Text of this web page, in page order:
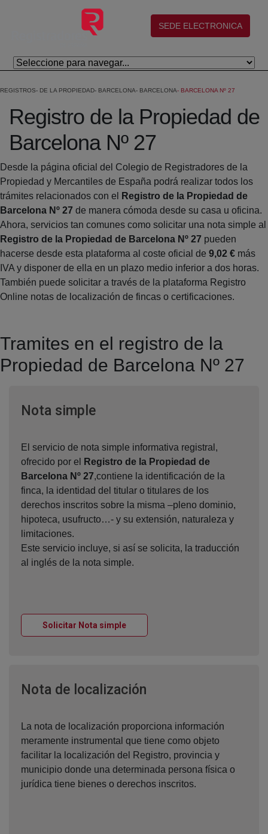
Skip to Main Content
(abre en nueva ventana)
SEDE ELECTRONICA
REGISTROS DE LA PROPIEDAD BARCELONA BARCELONA BARCELONA Nº 27
Registro de la Propiedad de
Barcelona Nº 27
Desde la página oficial del Colegio de Registradores de la
Propiedad y Mercantiles de España podrá realizar todos los
trámites relacionados con el
Registro de la Propiedad de
Barcelona Nº 27 de manera cómoda desde su casa u oficina.
Ahora, servicios tan comunes como solicitar una nota simple al
Registro de la Propiedad de Barcelona Nº 27 pueden
hacerse desde esta plataforma al coste oficial de 9,02 € más
IVA y disponer de ella en un plazo medio inferior a dos horas.
También puede solicitar a través de la plataforma Registro
Online notas de localización de fincas o certificaciones.
Tramites en el registro de la
Propiedad de Barcelona Nº 27
Nota simpleVentana nueva
El servicio de nota simple informativa registral,
ofrecido por el
Registro de la Propiedad de
Barcelona Nº 27,contiene la identificación de la
finca, la identidad del titular o titulares de los
derechos inscritos sobre la misma –pleno dominio,
hipoteca, usufructo…- y su extensión, naturaleza y
limitaciones.
Este servicio incluye, si así se solicita, la traducción
al inglés de la nota simple.
Solicitar Nota simpleVentana nueva
Nota de localización
La nota de localización proporciona información
meramente instrumental que tiene como objeto
facilitar la localización del Registro, provincia y
municipio donde una determinada persona física o
jurídica tiene bienes o derechos inscritos.